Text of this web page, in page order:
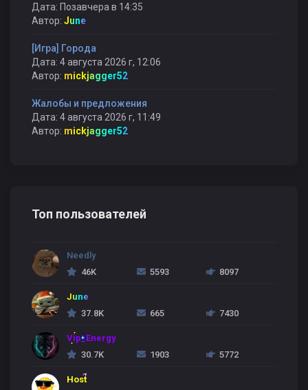
Дата: Позавчера в 14:35
Автор: June
[Игра] Города
Дата: 4 августа 2026 г, 12:06
Автор: mickjagger52
Жалобы и предложения
Дата: 4 августа 2026 г, 11:49
Автор: mickjagger52
Топ пользователей
Needly
46K
5593 8097
June
37.8K
665 7430
Vip_Energy
30.7K
1903 5772
Host